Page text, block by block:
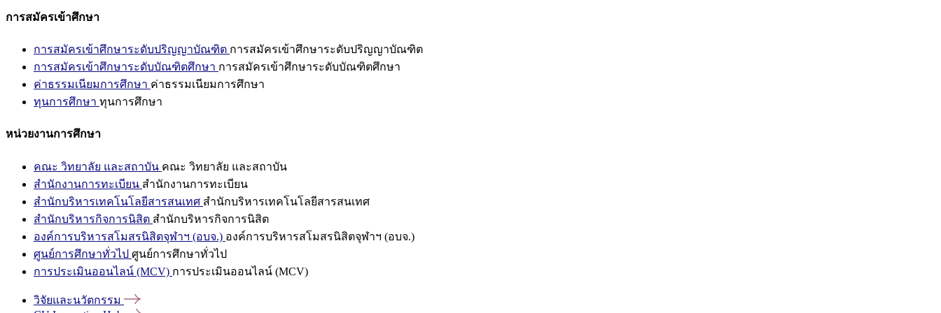
การสมัครเข้าศึกษา
การสมัครเข้าศึกษาระดับปริญญาบัณฑิต การสมัครเข้าศึกษาระดับปริญญาบัณฑิต
การสมัครเข้าศึกษาระดับบัณฑิตศึกษา การสมัครเข้าศึกษาระดับบัณฑิตศึกษา
ค่าธรรมเนียมการศึกษา ค่าธรรมเนียมการศึกษา
ทุนการศึกษา ทุนการศึกษา
หน่วยงานการศึกษา
คณะ วิทยาลัย และสถาบัน คณะ วิทยาลัย และสถาบัน
สำนักงานการทะเบียน สำนักงานการทะเบียน
สำนักบริหารเทคโนโลยีสารสนเทศ สำนักบริหารเทคโนโลยีสารสนเทศ
สำนักบริหารกิจการนิสิต สำนักบริหารกิจการนิสิต
องค์การบริหารสโมสรนิสิตจุฬาฯ (อบจ.) องค์การบริหารสโมสรนิสิตจุฬาฯ (อบจ.)
ศูนย์การศึกษาทั่วไป ศูนย์การศึกษาทั่วไป
การประเมินออนไลน์ (MCV) การประเมินออนไลน์ (MCV)
วิจัยและนวัตกรรม